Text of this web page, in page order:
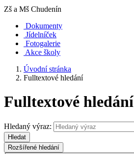
Zš a Mš Chudenín
Dokumenty
Jídelníček
Fotogalerie
Akce školy
Úvodní stránka
Fulltextové hledání
Fulltextové hledání
Hledaný výraz:
Hledat
Rozšířené hledání